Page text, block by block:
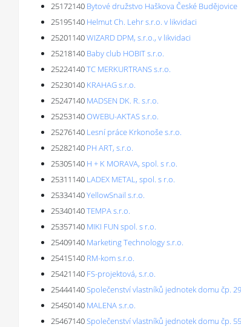
25172140 Bytové družstvo Haškova České Budějovice
25195140 Helmut Ch. Lehr s.r.o. v likvidaci
25201140WIZARD DPM, s.r.o., v likvidaci
25218140 Baby club HOBIT s.r.o.
25224140TC MERKURTRANS s.r.o.
25230140 KRAHAG s.r.o.
25247140 MADSEN DK. R. s.r.o.
25253140OWEBU-AKTAS s.r.o.
25276140 Lesní práce Krkonoše s.r.o.
25282140 PH ART, s.r.o.
25305140 H + K MORAVA, spol. s r.o.
25311140 LADEX METAL, spol. s r.o.
25334140YellowSnail s.r.o.
25340140TEMPA s.r.o.
25357140 MIKI FUN spol. s r.o.
25409140 Marketing Technology s.r.o.
25415140 RM-kom s.r.o.
25421140 FS-projektová, s.r.o.
25444140Společenství vlastníků jednotek domu čp.
25450140 MALENA s.r.o.
25467140Společenství vlastníků jednotek domu čp.